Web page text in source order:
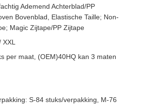
Ademend Achterblad/PP
Bovenblad, Elastische Taille; Non-
Magic Zijtape/PP Zijtape
per maat, (OEM)40HQ kan 3 maten
S-84 stuks/verpakking, M-76